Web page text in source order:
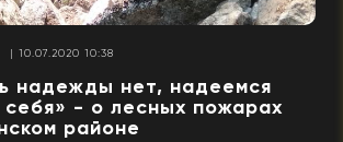
| 10.07.2020 10:38
надежды нет, надеемся
себя» - о лесных пожарах
районе